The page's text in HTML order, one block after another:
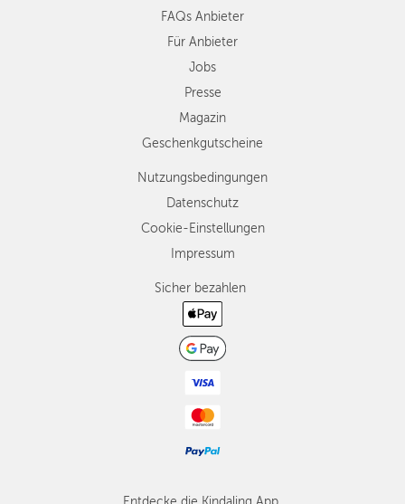
FAQs Anbieter
Für Anbieter
Jobs
Presse
Magazin
Geschenkgutscheine
Nutzungsbedingungen
Datenschutz
Cookie-Einstellungen
Impressum
Sicher bezahlen